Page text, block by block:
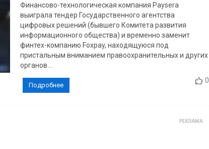
Финансово-технологическая компания Paysera
выиграла тендер Государственного агентства
цифровых решений (бывшего Комитета развития
информационного общества) и временно заменит
финтех-компанию Foxpay, находящуюся под
пристальным вниманием правоохранительных и других
органов....
0
Подробнее